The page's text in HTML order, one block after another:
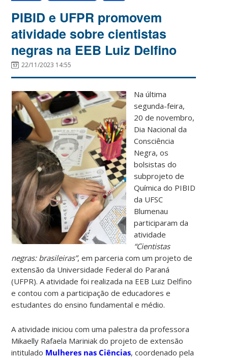
PIBID e UFPR promovem
atividade sobre cientistas
negras na EEB Luiz Delfino
22/11/2023 14:55
Na última
segunda-feira,
20 de novembro,
Dia Nacional da
Consciência
Negra, os
bolsistas do
subprojeto de
Química do PIBID
da UFSC
Blumenau
participaram da
atividade
“Cientistas
negras: brasileiras”, em parceria com um projeto de
extensão da Universidade Federal do Paraná
(UFPR). A atividade foi realizada na EEB Luiz Delfino
e contou com a participação de educadores e
estudantes do ensino fundamental e médio.
A atividade iniciou com uma palestra da professora
Mikaelly Rafaela Mariniak do projeto de extensão
intitulado Mulheres nas Ciências, coordenado pela